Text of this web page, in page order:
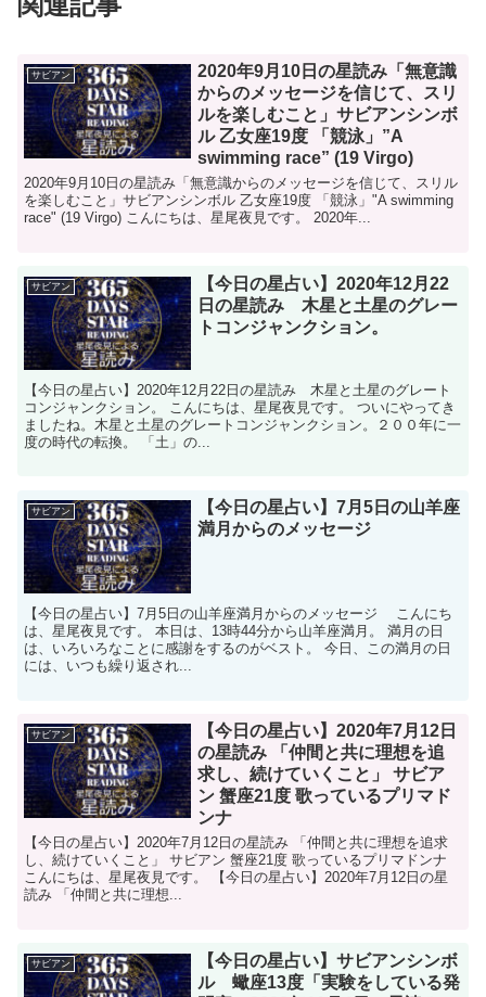
サビアン
2020年9月10日の星読み「無意識
からのメッセージを信じて、スリ
ルを楽しむこと」サビアンシンボ
ル 乙女座19度 「競泳」”A
swimming race” (19 Virgo)
2020年9月10日の星読み「無意識からのメッセージを信じて、スリル
を楽しむこと」サビアンシンボル 乙女座19度 「競泳」"A swimming
race" (19 Virgo) こんにちは、星尾夜見です。 2020年...
サビアン
【今日の星占い】2020年12月22
日の星読み 木星と土星のグレー
トコンジャンクション。
【今日の星占い】2020年12月22日の星読み 木星と土星のグレート
コンジャンクション。 こんにちは、星尾夜見です。 ついにやってき
ましたね。木星と土星のグレートコンジャンクション。２００年に一
度の時代の転換。 「土」の...
サビアン
【今日の星占い】7月5日の山羊座
満月からのメッセージ
【今日の星占い】7月5日の山羊座満月からのメッセージ こんにち
は、星尾夜見です。 本日は、13時44分から山羊座満月。 満月の日
は、いろいろなことに感謝をするのがベスト。 今日、この満月の日
には、いつも繰り返され...
サビアン
【今日の星占い】2020年7月12日
の星読み 「仲間と共に理想を追
求し、続けていくこと」 サビア
ン 蟹座21度 歌っているプリマド
ンナ
【今日の星占い】2020年7月12日の星読み 「仲間と共に理想を追求
し、続けていくこと」 サビアン 蟹座21度 歌っているプリマドンナ
こんにちは、星尾夜見です。 【今日の星占い】2020年7月12日の星
読み 「仲間と共に理想...
サビアン
【今日の星占い】サビアンシンボ
ル 蠍座13度「実験をしている発